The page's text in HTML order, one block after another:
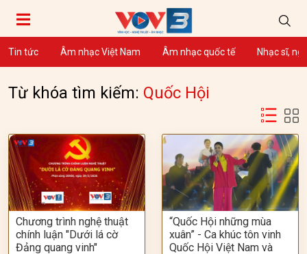
Tin tức Âm nhạc Việt Nam Âm nhạc quốc tế Nhạc sĩ,
Từ khóa tìm kiếm: Quốc Hội
Chương trình nghệ thuật
chính luận "Dưới lá cờ
Đảng quang vinh"
“Quốc Hội những mùa
xuân” - Ca khúc tôn vinh
Quốc Hội Việt Nam và